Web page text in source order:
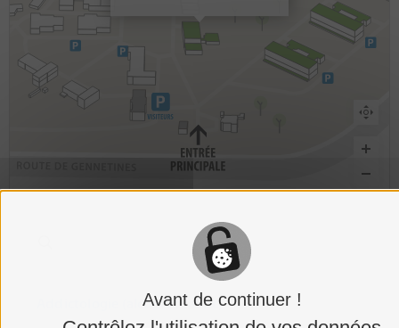
Addictologie (alcool et tabac)Avant de continuer !